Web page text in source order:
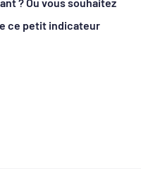
ce petit indicateur